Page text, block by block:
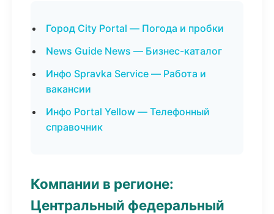
Город City Portal — Погода и пробки
News Guide News — Бизнес-каталог
Инфо Spravka Service — Работа и
вакансии
Инфо Portal Yellow — Телефонный
справочник
Компании в регионе:
Центральный федеральный